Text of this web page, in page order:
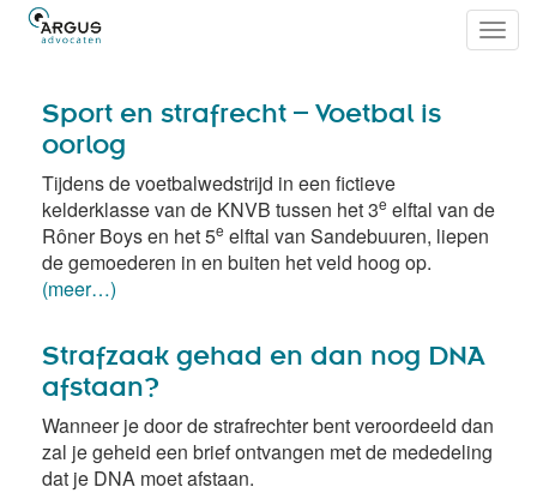
Sport en strafrecht – Voetbal is
oorlog
Tijdens de voetbalwedstrijd in een fictieve
kelderklasse van de KNVB tussen het 3e elftal van de
Rôner Boys en het 5e elftal van Sandebuuren, liepen
de gemoederen in en buiten het veld hoog op.
(meer…)
Strafzaak gehad en dan nog DNA
afstaan?
Wanneer je door de strafrechter bent veroordeeld dan
zal je geheid een brief ontvangen met de mededeling
dat je DNA moet afstaan.